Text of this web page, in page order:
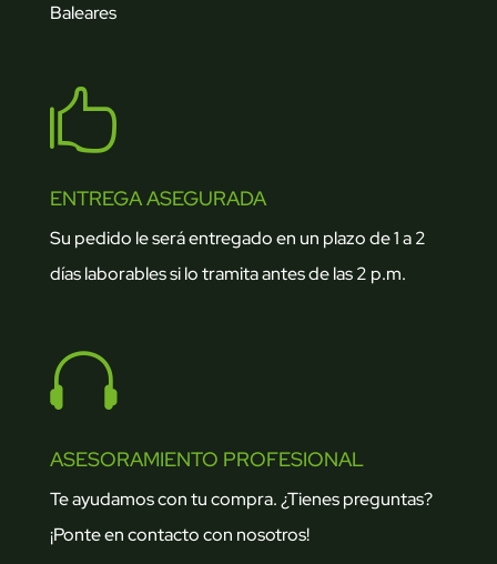
Baleares

ENTREGA ASEGURADA
Su pedido le será entregado en un plazo de 1 a 2
días laborables si lo tramita antes de las 2 p.m.

ASESORAMIENTO PROFESIONAL
Te ayudamos con tu compra. ¿Tienes preguntas?
¡Ponte en contacto con nosotros!